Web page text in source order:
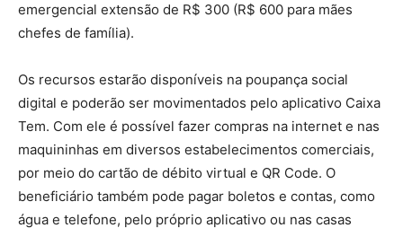
emergencial extensão de R$ 300 (R$ 600 para mães
chefes de família).
Os recursos estarão disponíveis na poupança social
digital e poderão ser movimentados pelo aplicativo Caixa
Tem. Com ele é possível fazer compras na internet e nas
maquininhas em diversos estabelecimentos comerciais,
por meio do cartão de débito virtual e QR Code. O
beneficiário também pode pagar boletos e contas, como
água e telefone, pelo próprio aplicativo ou nas casas